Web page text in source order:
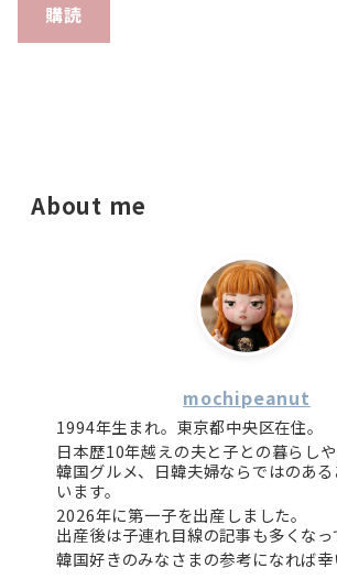
購読
About me
mochipeanut
1994年生まれ。東京都中央区在住。
日本歴10年越えの夫と子との暮らしや
韓国グルメ、日韓夫婦ならではのあ
います。
2026年に第一子を出産しました。
出産後は子連れ目線の記事も多くなっ
韓国好きのみなさまの参考になれば幸